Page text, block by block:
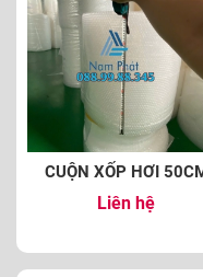
CUỘN XỐP HƠI
Liên hệ